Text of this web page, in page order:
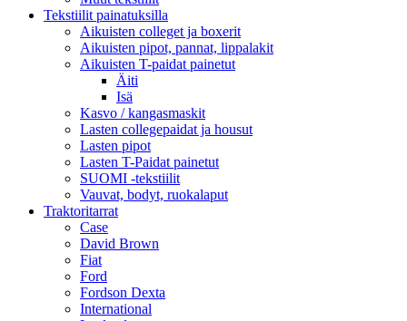
Tekstiilit painatuksilla
Aikuisten colleget ja boxerit
Aikuisten pipot, pannat, lippalakit
Aikuisten T-paidat painetut
Äiti
Isä
Kasvo / kangasmaskit
Lasten collegepaidat ja housut
Lasten pipot
Lasten T-Paidat painetut
SUOMI -tekstiilit
Vauvat, bodyt, ruokalaput
Traktoritarrat
Case
David Brown
Fiat
Ford
Fordson Dexta
International